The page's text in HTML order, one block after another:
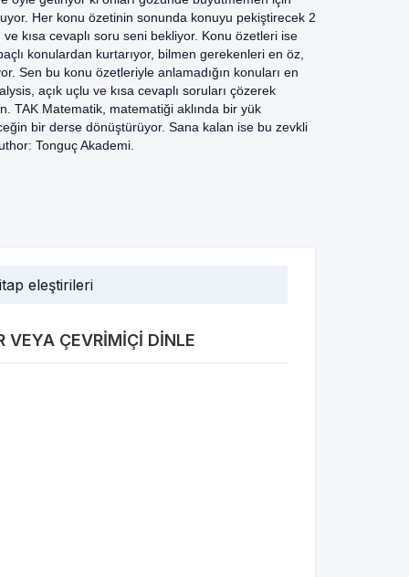
Her konu özetinin sonunda konuyu pekiştirecek 2
kısa cevaplı soru seni bekliyor. Konu özetleri ise
konulardan kurtarıyor, bilmen gerekenleri en öz,
Sen bu konu özetleriyle anlamadığın konuları en
açık uçlu ve kısa cevaplı soruları çözerek
TAK Matematik, matematiği aklında bir yük
bir derse dönüştürüyor. Sana kalan ise bu zevkli
Tonguç Akademi.
eleştirileri
VEYA ÇEVRIMIÇI DINLE